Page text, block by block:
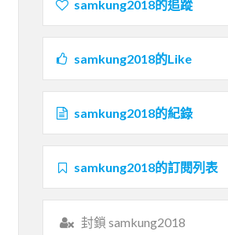
samkung2018的追蹤
samkung2018的Like
samkung2018的紀錄
samkung2018的訂閱列表
封鎖 samkung2018